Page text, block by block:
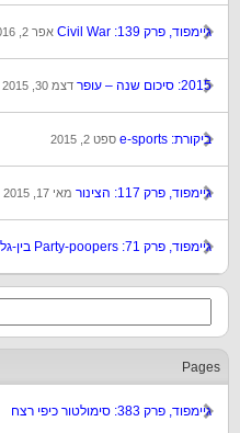
גיימפוד, פרק 139: Civil War אפר 2, 2016
2015: סיכום שנה – עופר דצמ 30, 2015
ביקורת: e-sports ספט 2, 2015
גיימפוד, פרק 117: הצינור מאי 17, 2015
גיימפוד, פרק 71: Party-poopers בין-גלקטיים
Pages
גיימפוד, פרק 383: סימולטור כיפי רצח